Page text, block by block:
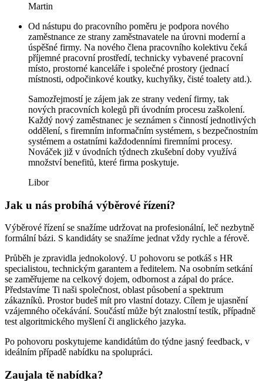
Martin
Od nástupu do pracovního poměru je podpora nového
zaměstnance ze strany zaměstnavatele na úrovni moderní a
úspěšné firmy. Na nového člena pracovního kolektivu čeká
příjemné pracovní prostředí, technicky vybavené pracovní
místo, prostorné kanceláře i společné prostory (jednací
místnosti, odpočinkové koutky, kuchyňky, čisté toalety atd.).
Samozřejmostí je zájem jak ze strany vedení firmy, tak
nových pracovních kolegů při úvodním procesu zaškolení.
Každý nový zaměstnanec je seznámen s činností jednotlivých
oddělení, s firemním informačním systémem, s bezpečnostním
systémem a ostatními každodenními firemními procesy.
Nováček již v úvodních týdnech zkušební doby využívá
množství benefitů, které firma poskytuje.
Libor
Jak u nás probíhá výběrové řízení?
Výběrové řízení se snažíme udržovat na profesionální, leč nezbytně
formální bázi. S kandidáty se snažíme jednat vždy rychle a férově.
Průběh je zpravidla jednokolový. U pohovoru se potkáš s HR
specialistou, technickým garantem a ředitelem. Na osobním setkání
se zaměřujeme na celkový dojem, odbornost a zápal do práce.
Představíme Ti naši společnost, oblast působení a spektrum
zákazníků. Prostor budeš mít pro vlastní dotazy. Cílem je ujasnění
vzájemného očekávání. Součástí může být znalostní testík, případně
test algoritmického myšlení či anglického jazyka.
Po pohovoru poskytujeme kandidátům do týdne jasný feedback, v
ideálním případě nabídku na spolupráci.
Zaujala tě nabídka?